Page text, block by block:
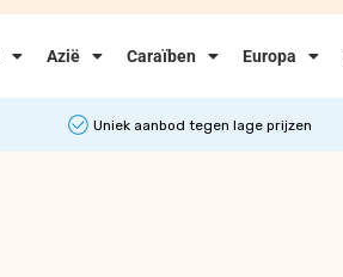
Azië Caraïben Europa
Uniek aanbod tegen lage prijzen